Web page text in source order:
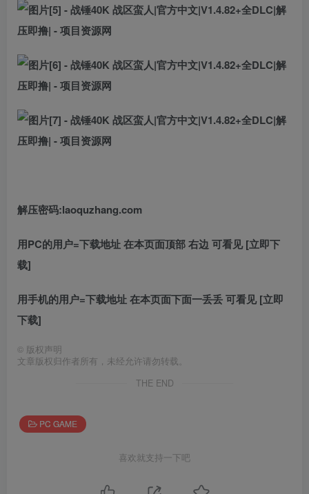
解压密码:laoquzhang.com
用PC的用户=下载地址 在本页面顶部 右边 可看见 [立即下
载]
用手机的用户=下载地址 在本页面下面一丢丢 可看见 [立即
下载]
© 版权声明
文章版权归作者所有，未经允许请勿转载。
THE END
PC GAME
喜欢就支持一下吧